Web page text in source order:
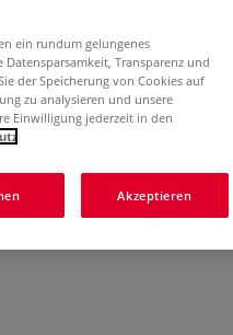
ARTIDEE®
1
Wirkt in Gieß-Formen nicht
Formschutz.
Beton, Zement,
Kunststoff etc. Erhältlich im
ein rundum gelungenes
Transparenz und
der Speicherung von Cookies auf
zu analysieren und unsere
Einwilligung jederzeit in den
Akzeptieren